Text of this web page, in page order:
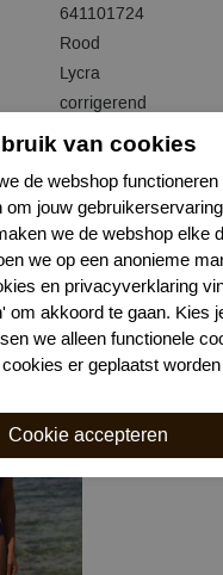
641101724
Rood
Lycra
corrigerend
Verstelbare bandjes
Voorgevormd zonder
producten
van cookies
de webshop functioneren
om jouw
we de webshop elke
we op een anonieme
en privacyverklaring
om akkoord te gaan. Kies
we alleen functionele
er geplaatst